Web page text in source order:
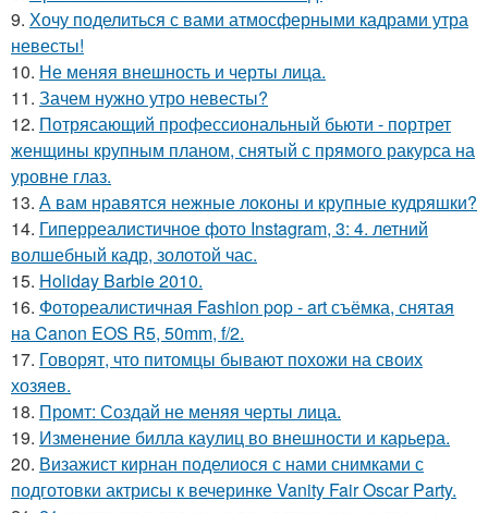
9. Хочу поделиться с вами атмосферными кадрами утра
невесты!
10. Не меняя внешность и черты лица.
11. Зачем нужно утро невесты?
12. Потрясающий профессиональный бьюти - портрет
женщины крупным планом, снятый с прямого ракурса на
уровне глаз.
13. А вам нравятся нежные локоны и крупные кудряшки?
14. Гиперреалистичное фото Instagram, 3: 4. летний
волшебный кадр, золотой час.
15. Holiday Barbie 2010.
16. Фотореалистичная Fashion pop - art съёмка, снятая
на Canon EOS R5, 50mm, f/2.
17. Говорят, что питомцы бывают похожи на своих
хозяев.
18. Промт: Создай не меняя черты лица.
19. Изменение билла каулиц во внешности и карьера.
20. Визажист кирнан поделиося с нами снимками с
подготовки актрисы к вечеринке Vanity Fair Oscar Party.